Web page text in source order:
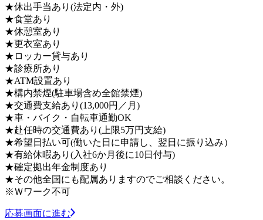
★休出手当あり(法定内・外)
★食堂あり
★休憩室あり
★更衣室あり
★ロッカー貸与あり
★診療所あり
★ATM設置あり
★構内禁煙(駐車場含め全館禁煙)
★交通費支給あり(13,000円／月)
★車・バイク・自転車通勤OK
★赴任時の交通費あり(上限5万円支給)
★希望日払い可(働いた日に申請し、翌日に振り込み）
★有給休暇あり(入社6か月後に10日付与)
★確定拠出年金制度あり
★その他全国にも配属ありますのでご相談ください。
※Ｗワーク不可
応募画面に進む